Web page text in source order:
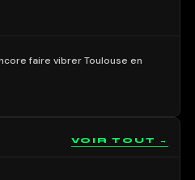
faire vibrer Toulouse en
VOIR TOUT →